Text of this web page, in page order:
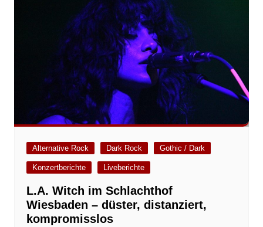
Alternative Rock Dark Rock Gothic / Dark
Konzertberichte Liveberichte
L.A. Witch im Schlachthof
Wiesbaden – düster, distanziert,
kompromisslos